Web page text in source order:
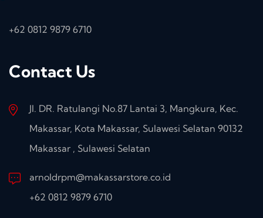
+62 0812 9879 6710
Contact Us
Jl. DR. Ratulangi No.87 Lantai 3, Mangkura, Kec.
Makassar, Kota Makassar, Sulawesi Selatan 90132
Makassar , Sulawesi Selatan
arnoldrpm@makassarstore.co.id
+62 0812 9879 6710